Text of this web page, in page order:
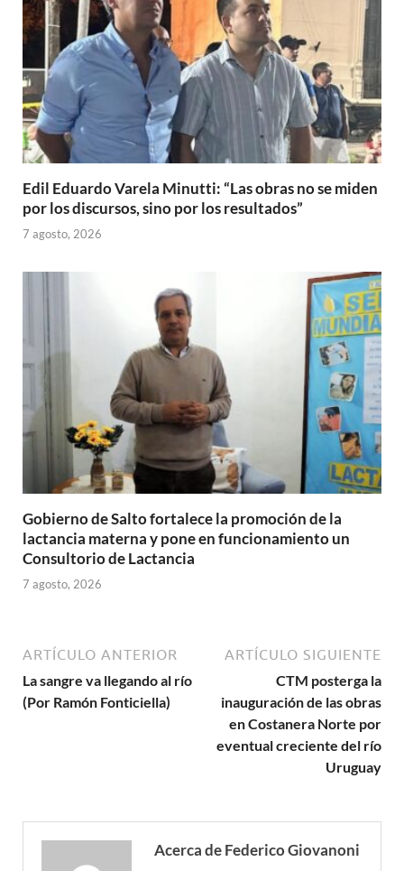
Edil Eduardo Varela Minutti: “Las obras no se miden
por los discursos, sino por los resultados”
7 agosto, 2026
Gobierno de Salto fortalece la promoción de la
lactancia materna y pone en funcionamiento un
Consultorio de Lactancia
7 agosto, 2026
ARTÍCULO ANTERIOR
La sangre va llegando al río
(Por Ramón Fonticiella)
ARTÍCULO SIGUIENTE
CTM posterga la
inauguración de las obras
en Costanera Norte por
eventual creciente del río
Uruguay
Acerca de Federico Giovanoni